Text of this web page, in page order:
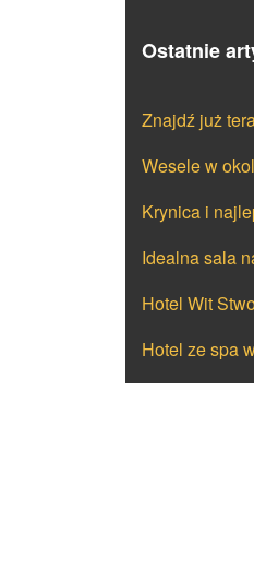
Ostatnie
Znajdź już
Wesele w
Krynica i
Idealna sala
Hotel Wit
Hotel ze spa